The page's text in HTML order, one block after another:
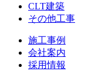
CLT建築
その他工事
施工事例
会社案内
採用情報